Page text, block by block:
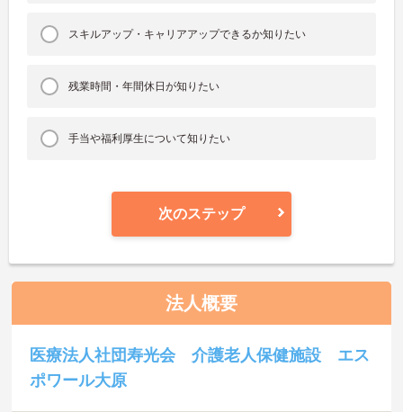
スキルアップ・キャリアアップできるか知りたい
残業時間・年間休日が知りたい
手当や福利厚生について知りたい
次のステップ
法人概要
医療法人社団寿光会 介護老人保健施設 エス
ポワール大原